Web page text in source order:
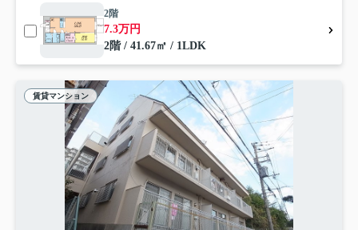
2階
7.3万円
2階 / 41.67㎡ / 1LDK
賃貸マンション